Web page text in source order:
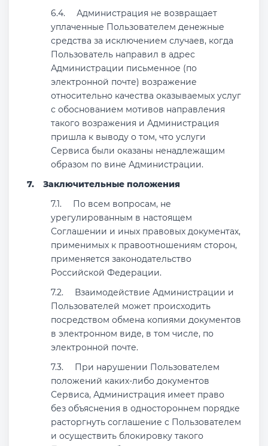
Администрация не возвращает
уплаченные Пользователем денежные
средства за исключением случаев, когда
Пользователь направил в адрес
Администрации письменное (по
электронной почте) возражение
относительно качества оказываемых услуг
с обоснованием мотивов направления
такого возражения и Администрация
пришла к выводу о том, что услуги
Сервиса были оказаны ненадлежащим
образом по вине Администрации.
Заключительные положения
По всем вопросам, не
урегулированным в настоящем
Соглашении и иных правовых документах,
применимых к правоотношениям сторон,
применяется законодательство
Российской Федерации.
Взаимодействие Администрации и
Пользователей может происходить
посредством обмена копиями документов
в электронном виде, в том числе, по
электронной почте.
При нарушении Пользователем
положений каких-либо документов
Сервиса, Администрация имеет право
без объяснения в одностороннем порядке
расторгнуть соглашение с Пользователем
и осуществить блокировку такого